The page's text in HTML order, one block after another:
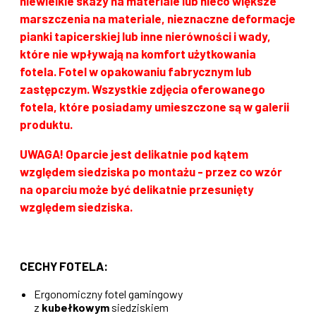
marszczenia na materiale, nieznaczne deformacje
pianki tapicerskiej lub inne nierówności i wady,
które nie wpływają na komfort użytkowania
fotela. Fotel w opakowaniu fabrycznym lub
zastępczym. Wszystkie zdjęcia oferowanego
fotela, które posiadamy umieszczone są w galerii
produktu.
UWAGA! Oparcie jest delikatnie pod kątem
względem siedziska po montażu - przez co wzór
na oparciu może być delikatnie przesunięty
względem siedziska.
CECHY FOTELA:
Ergonomiczny fotel gamingowy
z kubełkowym siedziskiem